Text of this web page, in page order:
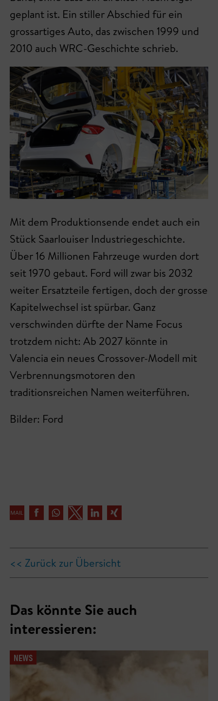
geplant ist. Ein stiller Abschied für ein
grossartiges Auto, das zwischen 1999 und
2010 auch WRC-Geschichte schrieb.
Mit dem Produktionsende endet auch ein
Stück Saarlouiser Industriegeschichte.
Über 16 Millionen Fahrzeuge wurden dort
seit 1970 gebaut. Ford will zwar bis 2032
weiter Ersatzteile fertigen, doch der grosse
Kapitelwechsel ist spürbar. Ganz
verschwinden dürfte der Name Focus
trotzdem nicht: Ab 2027 könnte in
Valencia ein neues Crossover-Modell mit
Verbrennungsmotoren den
traditionsreichen Namen weiterführen.
Bilder: Ford
<< Zurück zur Übersicht
Das könnte Sie auch
interessieren:
NEWS